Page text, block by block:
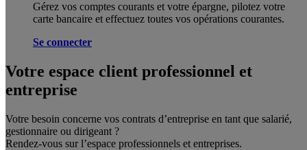
Gérez vos comptes courants et votre épargne, pilotez votre
carte bancaire et effectuez toutes vos opérations courantes.
Se connecter
Votre espace client professionnel et
entreprise
Votre besoin concerne vos contrats d’entreprise en tant que salarié,
gestionnaire ou dirigeant ?
Rendez-vous sur l’espace professionnels et entreprises.